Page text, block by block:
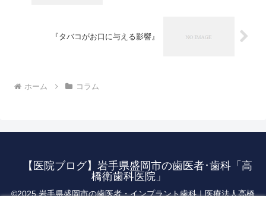
『タバコがお口に与える影響』
ホーム コラム
【医院ブログ】岩手県盛岡市の歯医者･歯科「高
橋衛歯科医院」
©︎2025 岩手県盛岡市の歯医者・インプラント歯科｜医療法人高橋